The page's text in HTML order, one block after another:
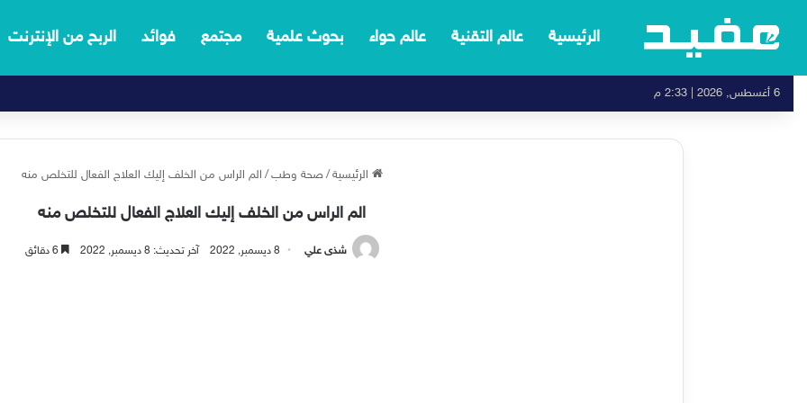
الرئيسية عالم التقنية عالم حواء بحوث علمية مجتمع فوائد الربح من الإنترنت
6 أغسطس, 2026 | 2:33 م
الرئيسية / صحة وطب / الم الراس من الخلف إليك العلاج الفعال للتخلص منه
الم الراس من الخلف إليك العلاج الفعال للتخلص منه
شذى علي 8 ديسمبر, 2022 آخر تحديث: 8 ديسمبر, 2022 6 دقائق